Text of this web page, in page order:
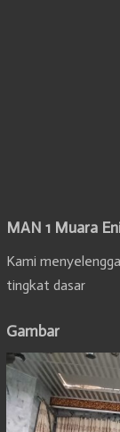
MAN 1 Muara
Kami
tingkat dasar
Gambar